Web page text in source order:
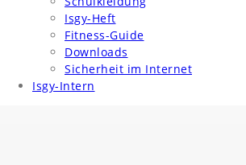
Isgy-Heft
Fitness-Guide
Downloads
Sicherheit im Internet
Isgy-Intern